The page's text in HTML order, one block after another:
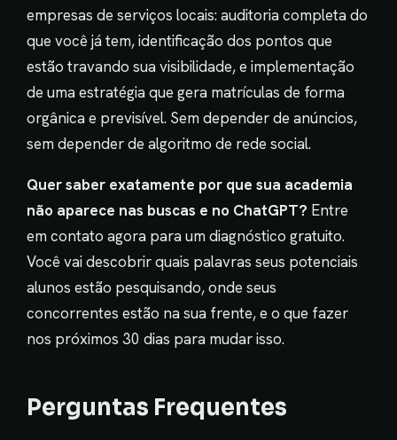
empresas de serviços locais: auditoria completa do
que você já tem, identificação dos pontos que
estão travando sua visibilidade, e implementação
de uma estratégia que gera matrículas de forma
orgânica e previsível. Sem depender de anúncios,
sem depender de algoritmo de rede social.
Quer saber exatamente por que sua academia
não aparece nas buscas e no ChatGPT? Entre
em contato agora para um diagnóstico gratuito.
Você vai descobrir quais palavras seus potenciais
alunos estão pesquisando, onde seus
concorrentes estão na sua frente, e o que fazer
nos próximos 30 dias para mudar isso.
Perguntas Frequentes